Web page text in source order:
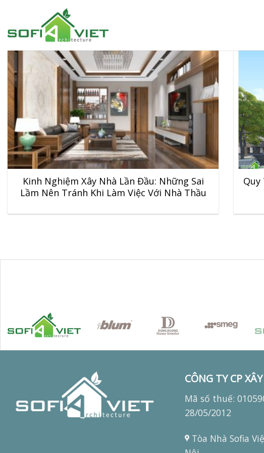
content
Kinh Nghiệm Xây Nhà Lần Đầu: Những Sai
Lầm Nên Tránh Khi Làm Việc Với Nhà Thầu
Quy
CÔNG TY CP
Mã số thuế:
28/05/2012
Tòa Nhà Sofia